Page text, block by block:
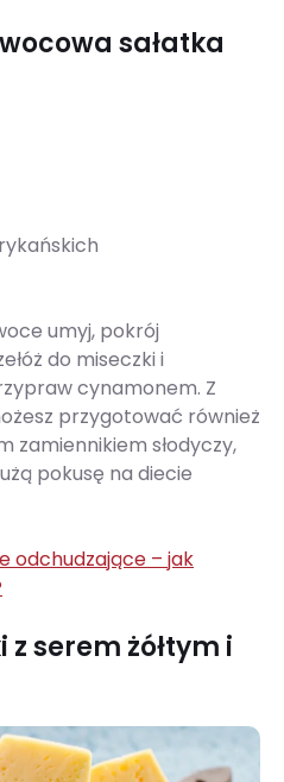
sałatka
umyj, pokrój
do miseczki i
cynamonem. Z
przygotować również
zamiennikiem słodyczy,
pokusę na diecie
odchudzające – jak
serem żółtym i